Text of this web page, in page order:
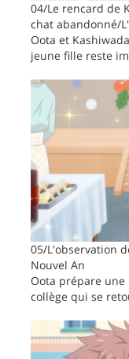
04/Le rencard de
chat abandonné/
Oota et
jeune fille reste
05/L'observation
Nouvel An
Oota prépare
collège qui se